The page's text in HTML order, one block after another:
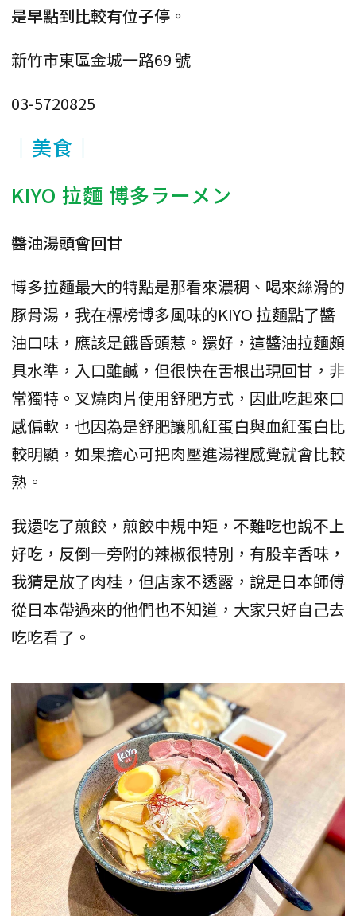
是早點到比較有位子停。
新竹市東區金城一路69 號
03-5720825
｜美食｜
KIYO 拉麵 博多ラーメン
醬油湯頭會回甘
博多拉麵最大的特點是那看來濃稠、喝來絲滑的
豚骨湯，我在標榜博多風味的KIYO 拉麵點了醬
油口味，應該是餓昏頭惹。還好，這醬油拉麵頗
具水準，入口雖鹹，但很快在舌根出現回甘，非
常獨特。叉燒肉片使用舒肥方式，因此吃起來口
感偏軟，也因為是舒肥讓肌紅蛋白與血紅蛋白比
較明顯，如果擔心可把肉壓進湯裡感覺就會比較
熟。
我還吃了煎餃，煎餃中規中矩，不難吃也說不上
好吃，反倒一旁附的辣椒很特別，有股辛香味，
我猜是放了肉桂，但店家不透露，說是日本師傅
從日本帶過來的他們也不知道，大家只好自己去
吃吃看了。